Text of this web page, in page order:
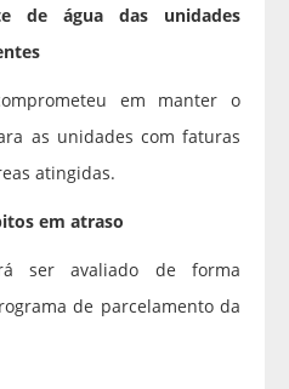
de água das unidades
em manter o
as unidades com faturas
atingidas.
em atraso
ser avaliado de forma
de parcelamento da